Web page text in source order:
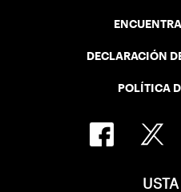
DECLARACIÓN
POLÍTICA